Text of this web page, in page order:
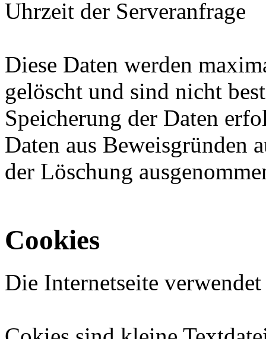
Uhrzeit der Serveranfrage
Diese Daten werden
gelöscht und sind nicht
Speicherung der Daten
Daten aus Beweisgründen
der Löschung
Cookies
Die Internetseite